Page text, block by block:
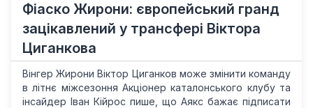
Фіаско Жирони: європейський гранд
зацікавлений у трансфері Віктора
Циганкова
Вінгер Жирони Віктор Циганков може змінити команду
в літнє міжсезоння Акціонер каталонського клубу та
інсайдер Іван Кійрос пише, що Аякс бажає підписати